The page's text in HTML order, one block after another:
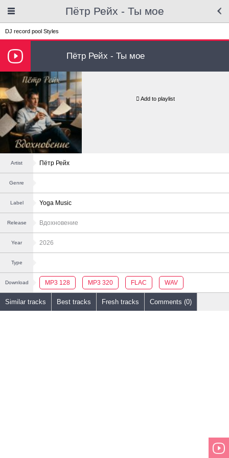
Пётр Рейх - Ты мое
DJ record pool Styles
Пётр Рейх - Ты мое
Add to playlist
Artist Пётр Рейх
Genre
Label Yoga Music
Release Вдохновение
Year 2026
Type
Download MP3 128 MP3 320 FLAC WAV
Similar tracks Best tracks Fresh tracks Comments (0)